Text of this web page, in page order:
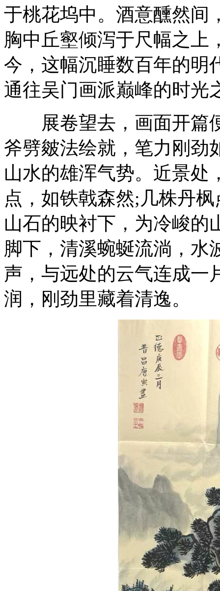
于桃花坞中。酒意醺然间
胸中丘壑倾泻于尺幅之上
今，这幅沉睡数百年的明
通往吴门画派巅峰的时光
展卷望去，画面开篇
斧劈皴法绘就，笔力刚劲
山水的雄浑气势。近景处
点，如铁戟森然;几株丹
山石的映衬下，为冷峻的
脚下，清溪蜿蜒流淌，水
声，与远处的云气连成一
润，刚劲里藏着清逸。